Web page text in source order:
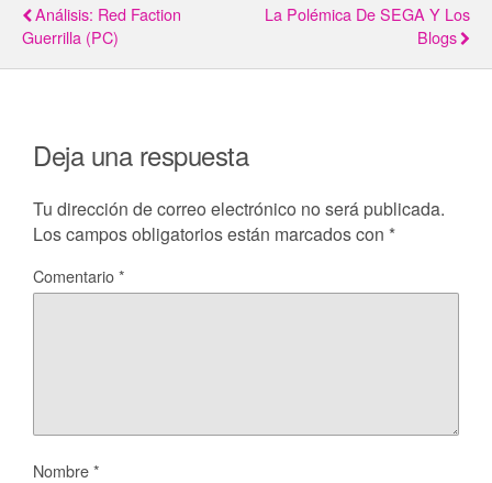
Análisis: Red Faction
Guerrilla (PC)
La Polémica De SEGA Y Los
Blogs
Deja una respuesta
Tu dirección de correo electrónico no será publicada.
Los campos obligatorios están marcados con *
Comentario*
Nombre*